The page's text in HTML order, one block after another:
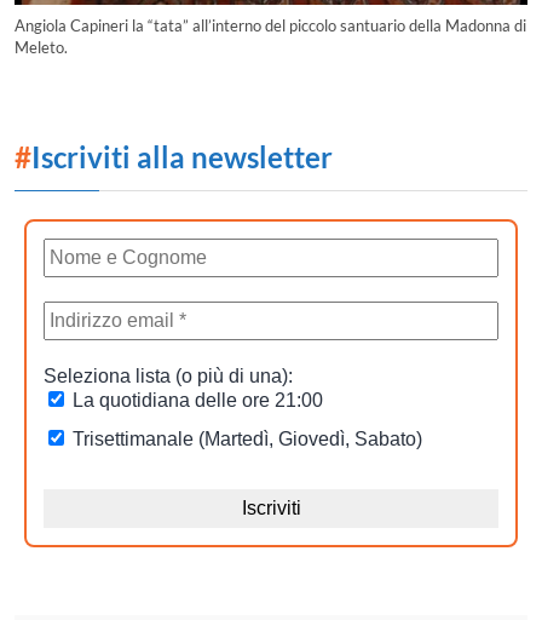
Angiola Capineri la “tata” all’interno del piccolo santuario della Madonna di
Meleto.
#Iscriviti alla newsletter